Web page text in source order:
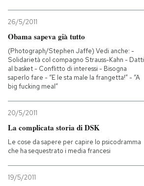
26/5/2011
Obama sapeva già tutto
(Photograph/Stephen Jaffe) Vedi anche: -
Solidarietà col compagno Strauss-Kahn - Datti
al basket - Conflitto di interessi - Bisogna
saperlo fare - “E le sta male la frangetta!” - “A
big fucking meal”
20/5/2011
La complicata storia di DSK
Le cose da sapere per capire lo psicodramma
che ha sequestrato i media francesi
19/5/2011